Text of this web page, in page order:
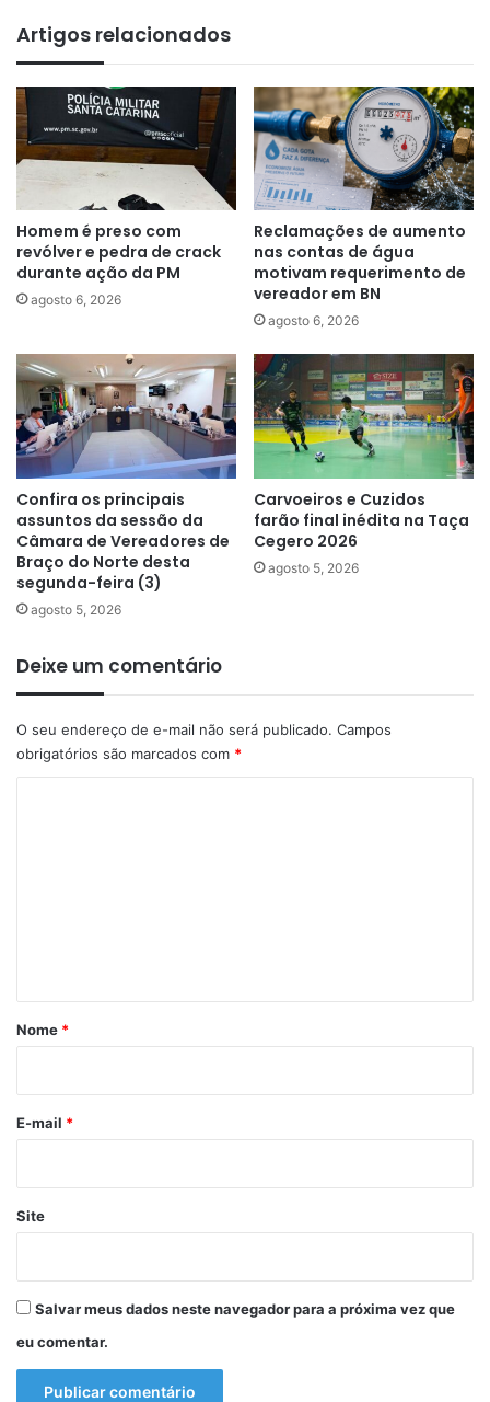
Artigos relacionados
Homem é preso com
revólver e pedra de crack
durante ação da PM
agosto 6, 2026
Reclamações de aumento
nas contas de água
motivam requerimento de
vereador em BN
agosto 6, 2026
Confira os principais
assuntos da sessão da
Câmara de Vereadores de
Braço do Norte desta
segunda-feira (3)
agosto 5, 2026
Carvoeiros e Cuzidos
farão final inédita na Taça
Cegero 2026
agosto 5, 2026
Deixe um comentário
O seu endereço de e-mail não será publicado. Campos
obrigatórios são marcados com *
r
*
Nome *
E-mail *
Site
Salvar meus dados neste navegador para a próxima vez que
eu comentar.